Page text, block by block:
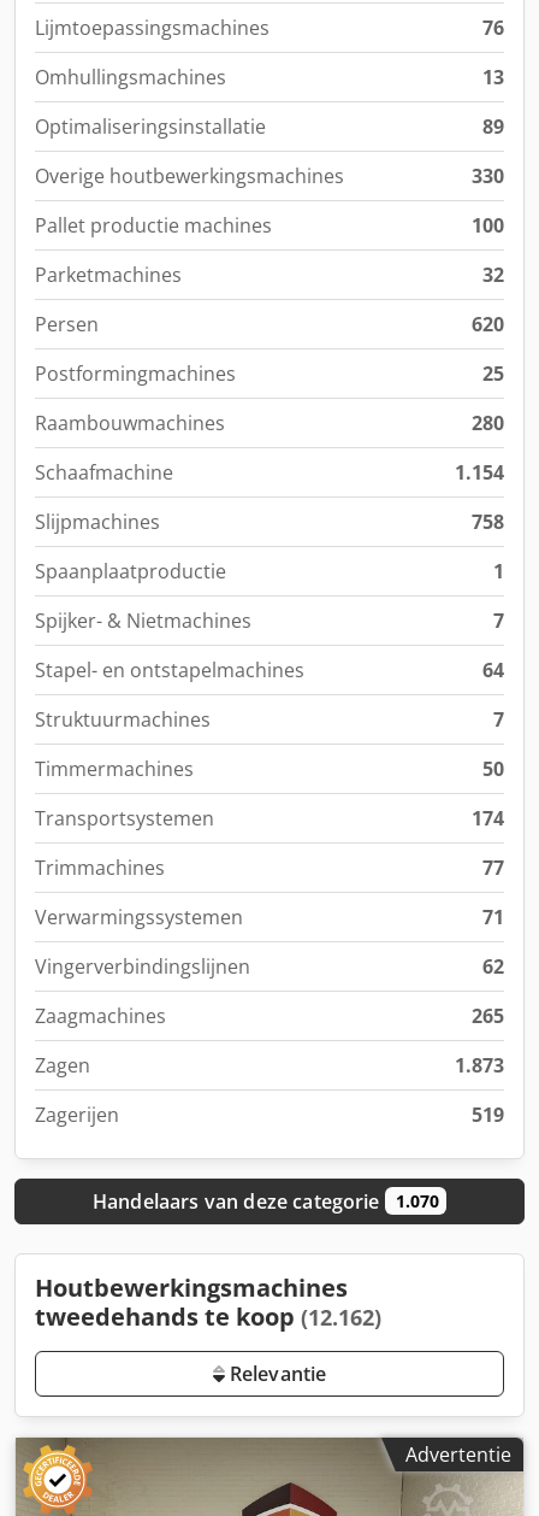
Lijmtoepassingsmachines
76
Omhullingsmachines
13
Optimaliseringsinstallatie
89
Overige houtbewerkingsmachines
330
Pallet productie machines
100
Parketmachines
32
Persen
620
Postformingmachines
25
Raambouwmachines
280
Schaafmachine
1.154
Slijpmachines
758
Spaanplaatproductie
1
Spijker- & Nietmachines
7
Stapel- en ontstapelmachines
64
Struktuurmachines
7
Timmermachines
50
Transportsystemen
174
Trim­machines
77
Verwarmingssystemen
71
Vingerverbindingslijnen
62
Zaagmachines
265
Zagen
1.873
Zagerijen
519
Handelaars van deze categorie 1.070
Houtbewerkingsmachines
tweedehands te koop (12.162)
Relevantie
Advertentie